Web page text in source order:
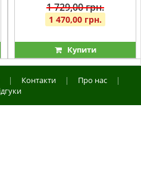
1 729,00 грн.
1 470,00 грн.
Купити
| Контакти | Про нас
|